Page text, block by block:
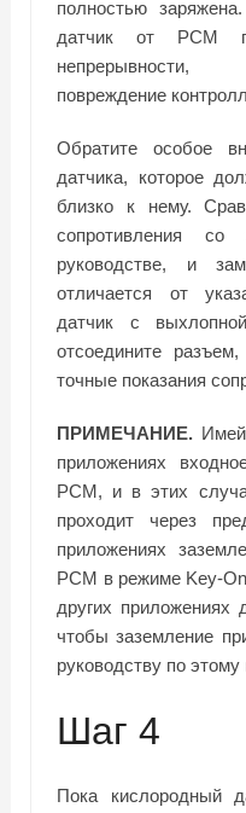
полностью
датчик от PCM
непрерывности,
повреждение
Обратите особое
датчика, которое
близко к нему.
сопротивления со
руководстве, и
отличается от
датчик с
отсоедините
точные показания
ПРИМЕЧАНИЕ.
приложениях
PCM, и в этих
проходит через
приложениях
PCM в режиме Key-
других приложениях
чтобы заземление
руководству по этому
Шаг 4
Пока кислородный